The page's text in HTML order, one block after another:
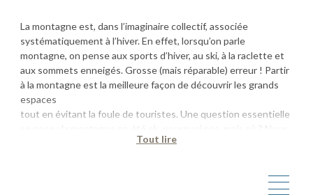
La montagne est, dans l’imaginaire collectif, associée
systématiquement à l’hiver. En effet, lorsqu’on parle
montagne, on pense aux sports d’hiver, au ski, à la raclette et
aux sommets enneigés. Grosse (mais réparable) erreur ! Partir
à la montagne est la meilleure façon de découvrir les grands
espaces
tout en évitant la foule de touristes. Une question essentielle
se pose : la montagne en été ok, pourquoi pas, mais où ? Nous
avons la réponse : Val Cenis, station située dans les Alpes du
d’hébergements construits dans le respect de la tradition
Tout lire